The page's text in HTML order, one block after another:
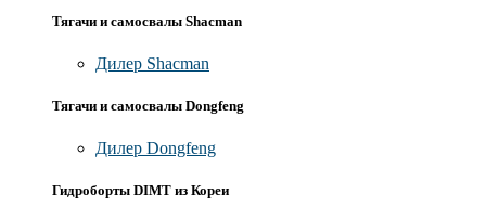
Тягачи и самосвалы Shacman
Дилер Shacman
Тягачи и самосвалы Dongfeng
Дилер Dongfeng
Гидроборты DIMT из Кореи